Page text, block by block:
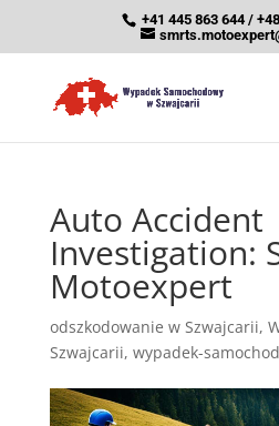
+41 445 863 644 /
Auto Accident
Investigation:
Motoexpert
odszkodowanie w Szwajcarii,
Szwajcarii, wypadek-